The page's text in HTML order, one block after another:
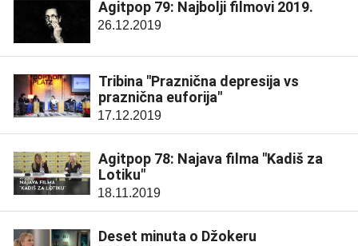
Agitpop 79: Najbolji filmovi 2019.
26.12.2019
Tribina "Praznična depresija vs
praznična euforija"
17.12.2019
Agitpop 78: Najava filma "Kadiš za
Lotiku"
18.11.2019
Deset minuta o Džokeru